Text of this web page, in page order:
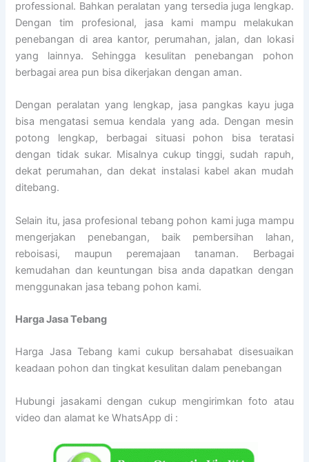
professional. Bahkan peralatan yang tersedia juga lengkap.
Dengan tim profesional, jasa kami mampu melakukan
penebangan di area kantor, perumahan, jalan, dan lokasi
yang lainnya. Sehingga kesulitan penebangan pohon
berbagai area pun bisa dikerjakan dengan aman.
Dengan peralatan yang lengkap, jasa pangkas kayu juga
bisa mengatasi semua kendala yang ada. Dengan mesin
potong lengkap, berbagai situasi pohon bisa teratasi
dengan tidak sukar. Misalnya cukup tinggi, sudah rapuh,
dekat perumahan, dan dekat instalasi kabel akan mudah
ditebang.
Selain itu, jasa profesional tebang pohon kami juga mampu
mengerjakan penebangan, baik pembersihan lahan,
reboisasi, maupun peremajaan tanaman. Berbagai
kemudahan dan keuntungan bisa anda dapatkan dengan
menggunakan jasa tebang pohon kami.
Harga Jasa Tebang
Harga Jasa Tebang kami cukup bersahabat disesuaikan
keadaan pohon dan tingkat kesulitan dalam penebangan
Hubungi jasakami dengan cukup mengirimkan foto atau
video dan alamat ke WhatsApp di :